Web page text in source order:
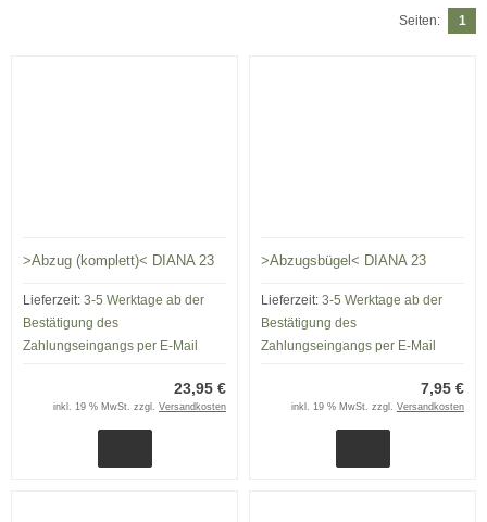
Seiten: 1
>Abzug (komplett)< DIANA 23
Lieferzeit: 3-5 Werktage ab der
Bestätigung des
Zahlungseingangs per E-Mail
23,95 €
inkl. 19 % MwSt. zzgl. Versandkosten
>Abzugsbügel< DIANA 23
Lieferzeit: 3-5 Werktage ab der
Bestätigung des
Zahlungseingangs per E-Mail
7,95 €
inkl. 19 % MwSt. zzgl. Versandkosten